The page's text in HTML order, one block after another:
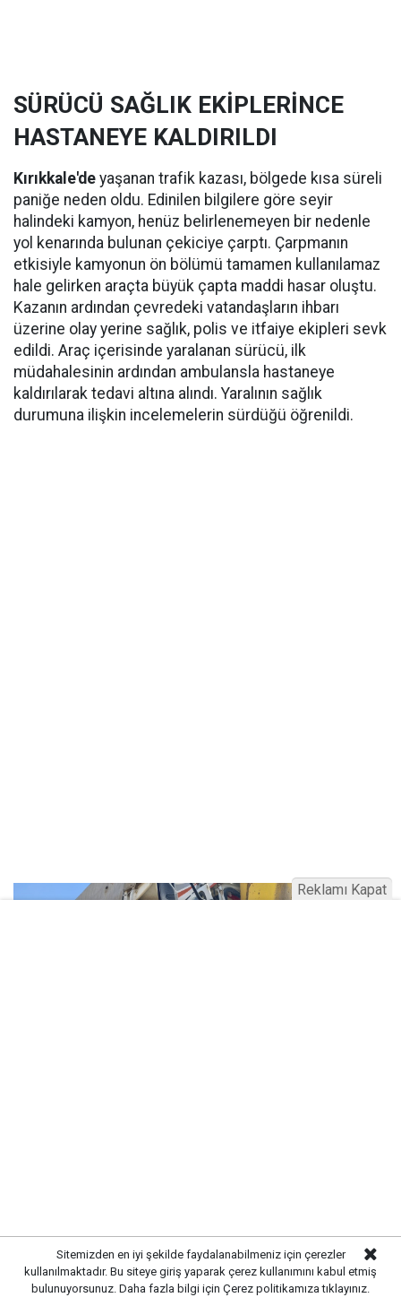
SÜRÜCÜ SAĞLIK EKİPLERİNCE
HASTANEYE KALDIRILDI
Kırıkkale'de yaşanan trafik kazası, bölgede kısa süreli
paniğe neden oldu. Edinilen bilgilere göre seyir
halindeki kamyon, henüz belirlenemeyen bir nedenle
yol kenarında bulunan çekiciye çarptı. Çarpmanın
etkisiyle kamyonun ön bölümü tamamen kullanılamaz
hale gelirken araçta büyük çapta maddi hasar oluştu.
Kazanın ardından çevredeki vatandaşların ihbarı
üzerine olay yerine sağlık, polis ve itfaiye ekipleri sevk
edildi. Araç içerisinde yaralanan sürücü, ilk
müdahalesinin ardından ambulansla hastaneye
kaldırılarak tedavi altına alındı. Yaralının sağlık
durumuna ilişkin incelemelerin sürdüğü öğrenildi.
önlemleri aldı. Hasar gören kamyon ve çekicinin
kaldırılmasının ardından trafik akışı normale döndü.
Sitemizden en iyi şekilde faydalanabilmeniz için çerezler
kullanılmaktadır. Bu siteye giriş yaparak çerez kullanımını kabul etmiş
bulunuyorsunuz. Daha fazla bilgi için Çerez politikamıza tıklayınız.
Reklamı Kapat